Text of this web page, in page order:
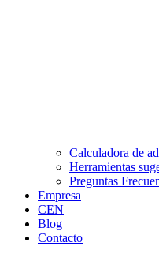
Calculadora de
Herramientas
Preguntas
Empresa
CEN
Blog
Contacto